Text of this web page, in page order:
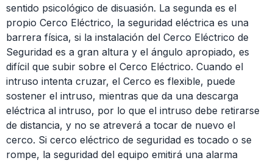
sentido psicológico de disuasión. La segunda es el
propio Cerco Eléctrico, la seguridad eléctrica es una
barrera física, si la instalación del Cerco Eléctrico de
Seguridad es a gran altura y el ángulo apropiado, es
difícil que subir sobre el Cerco Eléctrico. Cuando el
intruso intenta cruzar, el Cerco es flexible, puede
sostener el intruso, mientras que da una descarga
eléctrica al intruso, por lo que el intruso debe retirarse
de distancia, y no se atreverá a tocar de nuevo el
cerco. Si cerco eléctrico de seguridad es tocado o se
rompe, la seguridad del equipo emitirá una alarma